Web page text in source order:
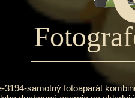
samotný fotoaparát